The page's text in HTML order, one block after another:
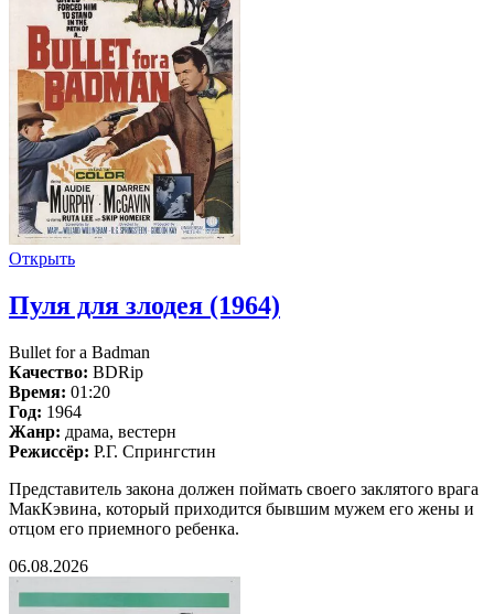
Открыть
Пуля для злодея (1964)
Bullet for a Badman
Качество: BDRip
Время: 01:20
Год: 1964
Жанр: драма, вестерн
Режиссёр: Р.Г. Спрингстин
Представитель закона должен поймать своего заклятого врага
МакКэвина, который приходится бывшим мужем его жены и
отцом его приемного ребенка.
06.08.2026